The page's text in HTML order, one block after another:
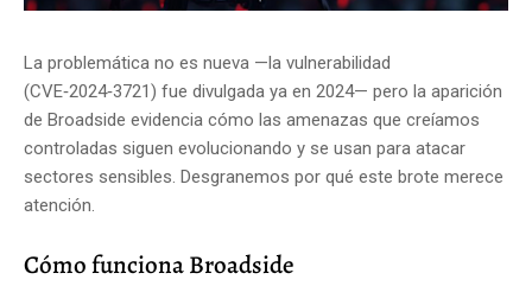
La problemática no es nueva —la vulnerabilidad
(CVE‑2024‑3721) fue divulgada ya en 2024— pero la aparición
de Broadside evidencia cómo las amenazas que creíamos
controladas siguen evolucionando y se usan para atacar
sectores sensibles. Desgranemos por qué este brote merece
atención.
Cómo funciona Broadside